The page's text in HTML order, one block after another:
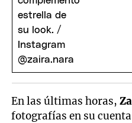
En las últimas horas,
fotografías en su